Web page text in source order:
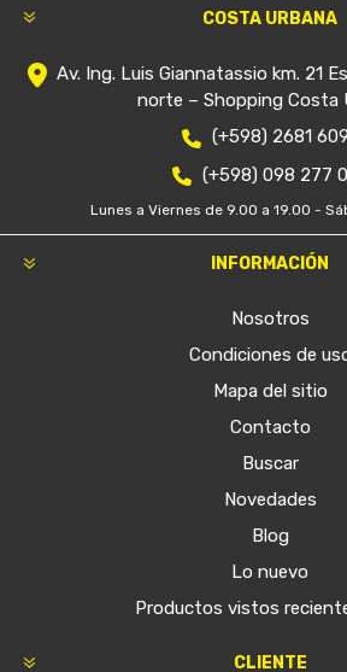
COSTA URBANA
Av. Ing. Luis Giannatassio km. 21
norte – Shopping Costa
(+598) 2681
(+598) 098 277
Lunes a Viernes de 9.00 a 19.00 -
INFORMACIÓN
Nosotros
Condiciones de
Mapa del sitio
Contacto
Buscar
Novedades
Blog
Lo nuevo
Productos vistos
CLIENTE